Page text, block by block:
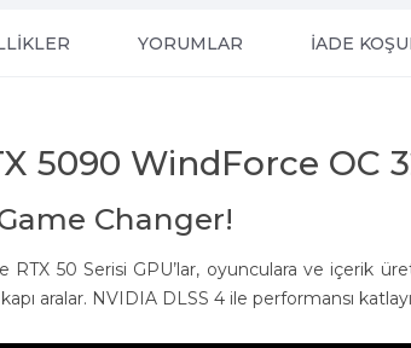
YORUMLAR İADE
5090 WindForce OC
Changer!
50 Serisi GPU’lar, oyunculara ve içerik
aralar. NVIDIA DLSS 4 ile performansı